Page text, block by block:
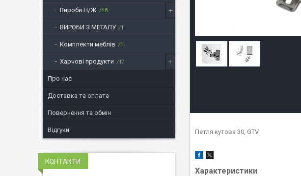
Петля кутова 30, GTV
Характеристики
Вироби Н/Ж 46
ВИРОБИ З МЕТАЛУ 1
Комплекти меблів 1
Харчові продукти 17
Про нас
Доставка та оплата
Повернення та обмін
Відгуки
КОНТАКТИ